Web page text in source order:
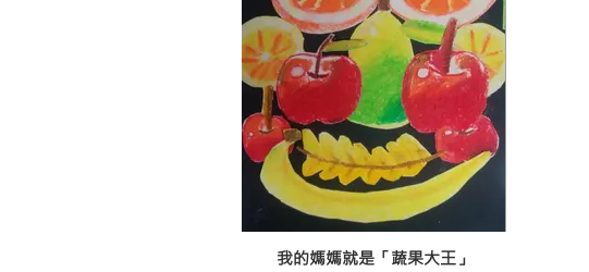
我的媽媽就是「蔬果大王」